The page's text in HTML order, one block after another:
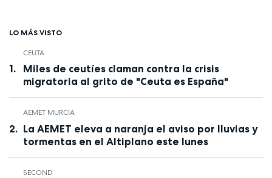
LO MÁS VISTO
CEUTA
Miles de ceutíes claman contra la crisis
migratoria al grito de "Ceuta es España"
AEMET MURCIA
La AEMET eleva a naranja el aviso por lluvias y
tormentas en el Altiplano este lunes
SECOND